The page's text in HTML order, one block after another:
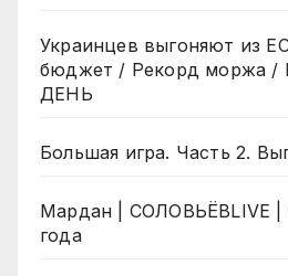
Украинцев выгоняют из
бюджет / Рекорд моржа /
ДЕНЬ
Большая игра. Часть 2.
Мардан | СОЛОВЬЁВLIVE |
года